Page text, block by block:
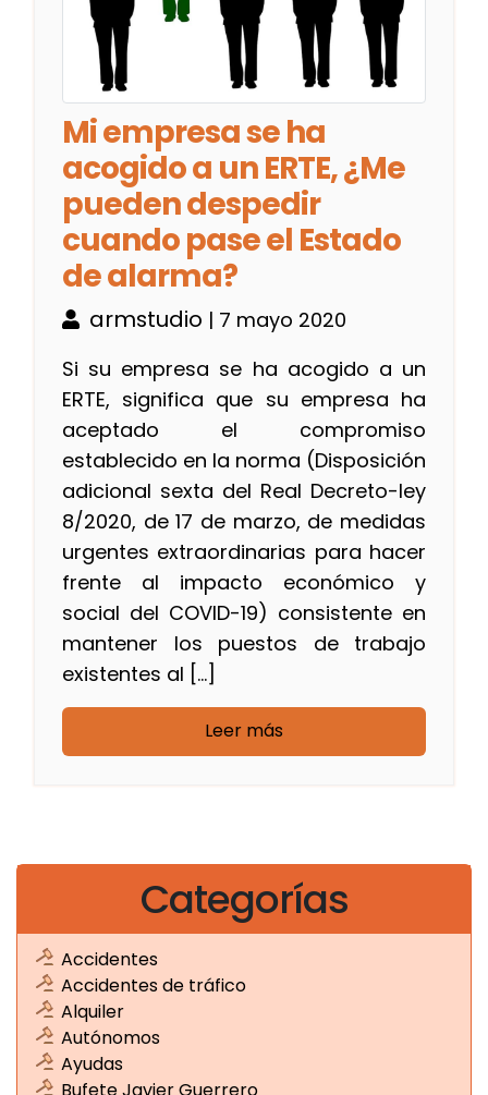
Mi empresa se ha
acogido a un ERTE, ¿Me
pueden despedir
cuando pase el Estado
de alarma?
armstudio | 7 mayo 2020
Si su empresa se ha acogido a un
ERTE, significa que su empresa ha
aceptado el compromiso
establecido en la norma (Disposición
adicional sexta del Real Decreto-ley
8/2020, de 17 de marzo, de medidas
urgentes extraordinarias para hacer
frente al impacto económico y
social del COVID-19) consistente en
mantener los puestos de trabajo
existentes al […]
Leer más
Categorías
Accidentes
Accidentes de tráfico
Alquiler
Autónomos
Ayudas